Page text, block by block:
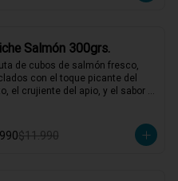
Salmón 300grs.
de cubos de salmón fresco,
con el toque picante del
el crujiente del apio, y el sabor
leche de tigre, que le da ese
perfecto. ¡Ideal para esos
$11.990